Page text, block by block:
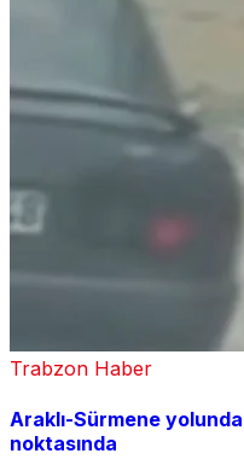
Trabzon Haber
Araklı-Sürmene
noktasında